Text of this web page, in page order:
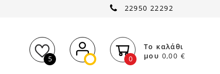
22950 22292
5 0
Το καλάθι
μου 0,00 €